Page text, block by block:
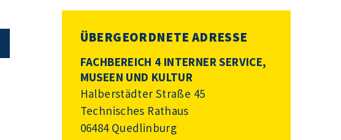
ÜBERGEORDNETE ADRESSE
FACHBEREICH 4 INTERNER SERVICE,
MUSEEN UND KULTUR
Halberstädter Straße 45
Technisches Rathaus
06484 Quedlinburg